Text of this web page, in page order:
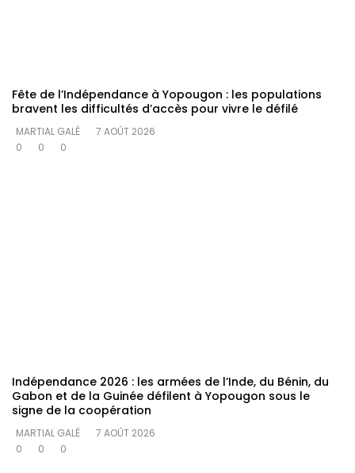
Fête de l’Indépendance à Yopougon : les populations
bravent les difficultés d’accès pour vivre le défilé
MARTIAL GALÉ
7 AOÛT 2026
0
0 0
Indépendance 2026 : les armées de l’Inde, du Bénin, du
Gabon et de la Guinée défilent à Yopougon sous le
signe de la coopération
MARTIAL GALÉ
7 AOÛT 2026
0
0 0